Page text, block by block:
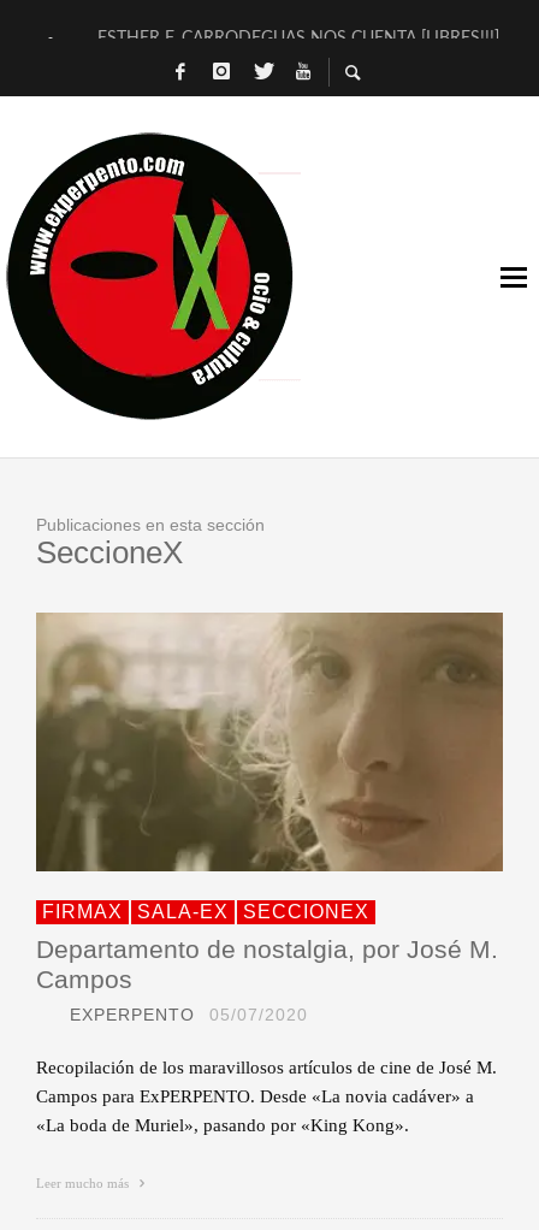
ESTHER F. CARRODEGUAS NOS CUENTA [LIBRES!!!]
[TERRA DE GUAPES] DE SANDRA MONFORT
TIMBRE 4, LA ESCUELA DEL DIRECTOR TEATRAL CLAUDIO
30 AÑOS (NO ES NADA) DE LA KATARSIS DEL TOMATAZO
MILITARES JUDÍAS EN #EXVITA
D’BALDOMEROS REINVENTAN [BITÁCORA 3.0] EN EXVITA
MARSHALL FLASH PRESENTA EN EXVITA [RELATIVA
JOFRE BARDAGÍ EN EXVITA INTERPRETANDO A SERRAT
Publicaciones en esta sección
SeccioneX
FIRMAX SALA-EX SECCIONEX
Departamento de nostalgia, por José M.
Campos
EXPERPENTO 05/07/2020
Recopilación de los maravillosos artículos de cine de José M.
Campos para ExPERPENTO. Desde «La novia cadáver» a
«La boda de Muriel», pasando por «King Kong».
Leer mucho más